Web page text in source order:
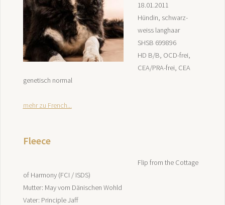
18.01.2011
Hündin, schwarz-
weiss langhaar
SHSB 699896
HD B/B, OCD-frei,
CEA/PRA-frei, CEA
genetisch normal
mehr zu French...
Fleece
Flip from the Cottage
of Harmony (FCI / ISDS)
Mutter: May vom Dänischen Wohld
Vater: Principle Jaff